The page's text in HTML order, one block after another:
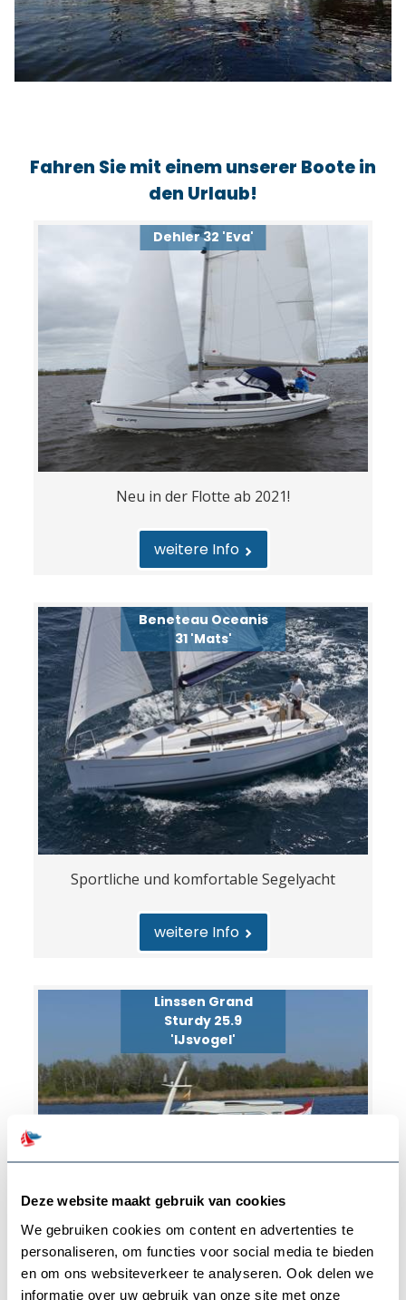
Deze website maakt gebruik van cookies
We gebruiken cookies om content en advertenties te
personaliseren, om functies voor social media te bieden
en om ons websiteverkeer te analyseren. Ook delen we
informatie over uw gebruik van onze site met onze
Fahren Sie mit einem unserer Boote in
den Urlaub!
Dehler 32 'Eva'
Neu in der Flotte ab 2021!
weitere Info
Beneteau Oceanis
31 'Mats'
Sportliche und komfortable Segelyacht
weitere Info
Linssen Grand
Sturdy 25.9
'IJsvogel'
Luxus-Motoryacht für 2 Personen